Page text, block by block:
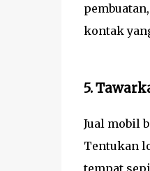
kontak
5.
Jual mobil
Tentukan